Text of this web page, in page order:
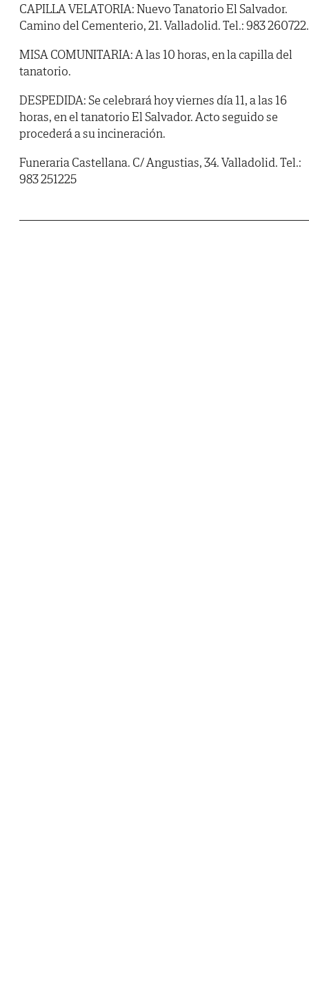
CAPILLA VELATORIA: Nuevo Tanatorio El Salvador.
Camino del Cementerio, 21. Valladolid. Tel.: 983 260722.
MISA COMUNITARIA: A las 10 horas, en la capilla del
tanatorio.
DESPEDIDA: Se celebrará hoy viernes día 11, a las 16
horas, en el tanatorio El Salvador. Acto seguido se
procederá a su incineración.
Funeraria Castellana. C/ Angustias, 34. Valladolid. Tel.:
983 251225